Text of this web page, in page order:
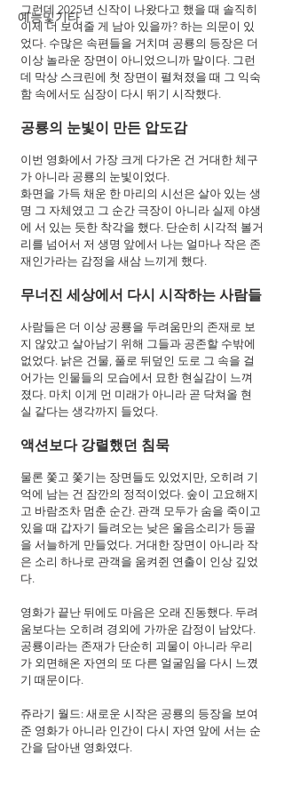
예능및기타
그런데 2025년 신작이 나왔다고 했을 때 솔직히
이제 더 보여줄 게 남아 있을까? 하는 의문이 있
었다. 수많은 속편들을 거치며 공룡의 등장은 더
이상 놀라운 장면이 아니었으니까 말이다. 그런
데 막상 스크린에 첫 장면이 펼쳐졌을 때 그 익숙
함 속에서도 심장이 다시 뛰기 시작했다.
공룡의 눈빛이 만든 압도감
이번 영화에서 가장 크게 다가온 건 거대한 체구
가 아니라 공룡의 눈빛이었다.
화면을 가득 채운 한 마리의 시선은 살아 있는 생
명 그 자체였고 그 순간 극장이 아니라 실제 야생
에 서 있는 듯한 착각을 했다. 단순히 시각적 볼거
리를 넘어서 저 생명 앞에서 나는 얼마나 작은 존
재인가라는 감정을 새삼 느끼게 했다.
무너진 세상에서 다시 시작하는 사람들
사람들은 더 이상 공룡을 두려움만의 존재로 보
지 않았고 살아남기 위해 그들과 공존할 수밖에
없었다. 낡은 건물, 풀로 뒤덮인 도로 그 속을 걸
어가는 인물들의 모습에서 묘한 현실감이 느껴
졌다. 마치 이게 먼 미래가 아니라 곧 닥쳐올 현
실 같다는 생각까지 들었다.
액션보다 강렬했던 침묵
물론 쫓고 쫓기는 장면들도 있었지만, 오히려 기
억에 남는 건 잠깐의 정적이었다. 숲이 고요해지
고 바람조차 멈춘 순간. 관객 모두가 숨을 죽이고
있을 때 갑자기 들려오는 낮은 울음소리가 등골
을 서늘하게 만들었다. 거대한 장면이 아니라 작
은 소리 하나로 관객을 움켜쥔 연출이 인상 깊었
다.
영화가 끝난 뒤에도 마음은 오래 진동했다. 두려
움보다는 오히려 경외에 가까운 감정이 남았다.
공룡이라는 존재가 단순히 괴물이 아니라 우리
가 외면해온 자연의 또 다른 얼굴임을 다시 느꼈
기 때문이다.
쥬라기 월드: 새로운 시작은 공룡의 등장을 보여
준 영화가 아니라 인간이 다시 자연 앞에 서는 순
간을 담아낸 영화였다.